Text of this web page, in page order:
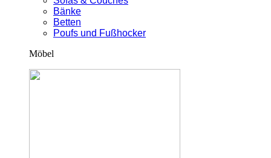
Bänke
Betten
Poufs und Fußhocker
Möbel